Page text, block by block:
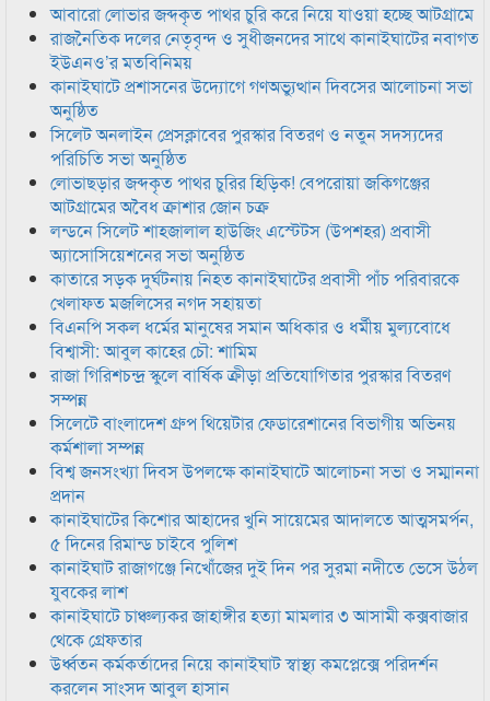
আবারো লোভার জব্দকৃত পাথর চুরি করে নিয়ে যাওয়া হচ্ছে আটগ্রামে
রাজনৈতিক দলের নেতৃবৃন্দ ও সুধীজনদের সাথে কানাইঘাটের নবাগত
ইউএনও’র মতবিনিময়
কানাইঘাটে প্রশাসনের উদ্যোগে গণঅভ্যুত্থান দিবসের আলোচনা সভা
অনুষ্ঠিত
সিলেট অনলাইন প্রেসক্লাবের পুরস্কার বিতরণ ও নতুন সদস্যদের
পরিচিতি সভা অনুষ্ঠিত
লোভাছড়ার জব্দকৃত পাথর চুরির হিড়িক! বেপরোয়া জকিগঞ্জের
আটগ্রামের অবৈধ ক্রাশার জোন চক্র
লন্ডনে সিলেট শাহজালাল হাউজিং এস্টেটস (উপশহর) প্রবাসী
অ্যাসোসিয়েশনের সভা অনুষ্ঠিত
কাতারে সড়ক দুর্ঘটনায় নিহত কানাইঘাটের প্রবাসী পাঁচ পরিবারকে
খেলাফত মজলিসের নগদ সহায়তা
বিএনপি সকল ধর্মের মানুষের সমান অধিকার ও ধর্মীয় মুল্যবোধে
বিশ্বাসী: আবুল কাহের চৌ: শামিম
রাজা গিরিশচন্দ্র স্কুলে বার্ষিক ক্রীড়া প্রতিযোগিতার পুরস্কার বিতরণ
সম্পন্ন
সিলেটে বাংলাদেশ গ্রুপ থিয়েটার ফেডারেশানের বিভাগীয় অভিনয়
কর্মশালা সম্পন্ন
বিশ্ব জনসংখ্যা দিবস উপলক্ষে কানাইঘাটে আলোচনা সভা ও সম্মাননা
প্রদান
কানাইঘাটের কিশোর আহাদের খুনি সায়েমের আদালতে আত্মসমর্পন,
৫ দিনের রিমান্ড চাইবে পুলিশ
কানাইঘাট রাজাগঞ্জে নিখোঁজের দুই দিন পর সুরমা নদীতে ভেসে উঠল
যুবকের লাশ
কানাইঘাটে চাঞ্চল্যকর জাহাঙ্গীর হত্যা মামলার ৩ আসামী কক্সবাজার
থেকে গ্রেফতার
উর্ধ্বতন কর্মকর্তাদের নিয়ে কানাইঘাট স্বাস্থ্য কমপ্লেক্সে পরিদর্শন
করলেন সাংসদ আবুল হাসান